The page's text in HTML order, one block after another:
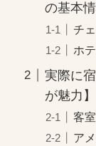
の基本
チ
ホ
実際に
が魅力】
客
ア